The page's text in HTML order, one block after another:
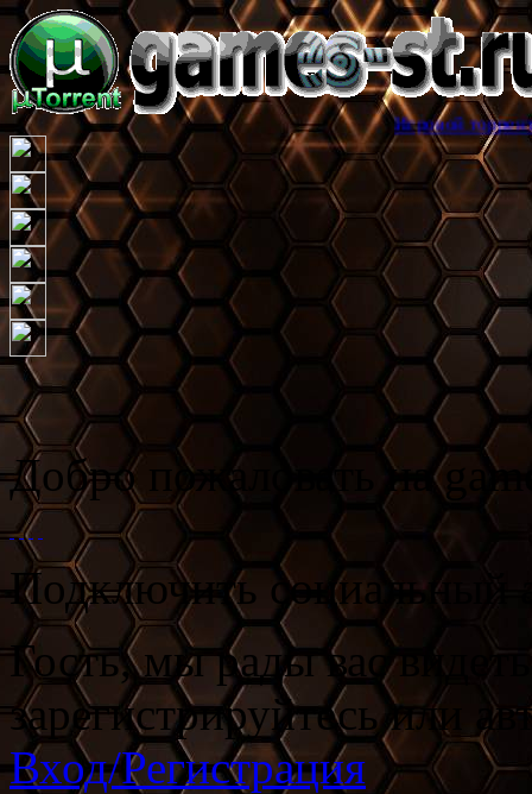
Игровой торрент трекер
Добро пожаловать на
Подключить социальный
Гость, мы рады вас
зарегистрируйтесь или
Вход/Регистрация